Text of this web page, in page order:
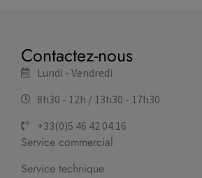
Contactez-nous
Lundi - Vendredi
8h30 - 12h / 13h30 - 17h30
+33(0)5 46 42 04 16
Service commercial
Service technique